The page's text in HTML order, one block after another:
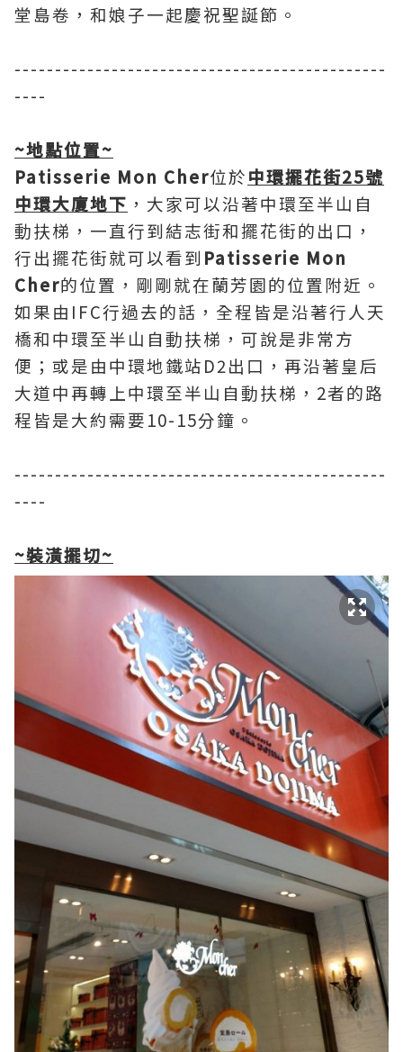
堂島卷，和娘子一起慶祝聖誕節。
----------------------------------------------
----
~地點位置~
Patisserie Mon Cher位於中環擺花街25號
中環大廈地下 ，大家可以沿著中環至半山自
動扶梯，一直行到結志街和擺花街的出口，
行出擺花街就可以看到 Patisserie Mon
Cher的位置，剛剛就在蘭芳園的位置附近。
如果由IFC行過去的話，全程皆是沿著行人天
橋和中環至半山自動扶梯，可說是非常方
便；或是由中環地鐵站D2出口，再沿著皇后
大道中再轉上中環至半山自動扶梯，2者的路
程皆是大約需要10-15分鐘。
----------------------------------------------
----
~裝潢擺切~